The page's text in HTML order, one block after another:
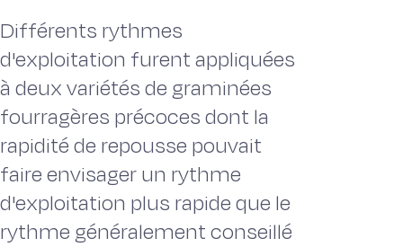
Différents rythmes
d'exploitation furent appliquées
à deux variétés de graminées
fourragères précoces dont la
rapidité de repousse pouvait
faire envisager un rythme
d'exploitation plus rapide que le
rythme généralement conseillé